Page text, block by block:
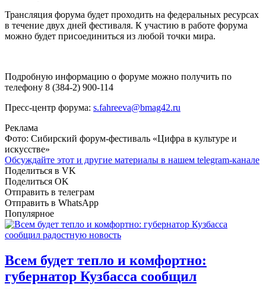
Трансляция форума будет проходить на федеральных ресурсах
в течение двух дней фестиваля. К участию в работе форума
можно будет присоединиться из любой точки мира.
Подробную информацию о форуме можно получить по
телефону 8 (384-2) 900-114
Пресс-центр форума: s.fahreeva@bmag42.ru
Реклама
Фото: Сибирский форум-фестиваль «Цифра в культуре и
искусстве»
Обсуждайте этот и другие материалы в нашем telegram-канале
Поделиться в VK
Поделиться OK
Отправить в телеграм
Отправить в WhatsApp
Популярное
Всем будет тепло и комфортно:
губернатор Кузбасса сообщил